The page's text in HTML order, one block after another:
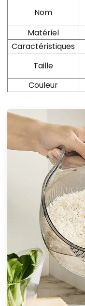
Nom
Matériel
Caractéristiques
Taille
Couleur